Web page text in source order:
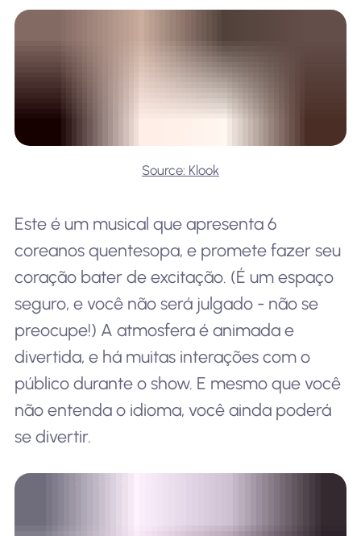
Source: Klook
Este é um musical que apresenta 6
coreanos quentesopa, e promete fazer seu
coração bater de excitação. (É um espaço
seguro, e você não será julgado - não se
preocupe!) A atmosfera é animada e
divertida, e há muitas interações com o
público durante o show. E mesmo que você
não entenda o idioma, você ainda poderá
se divertir.